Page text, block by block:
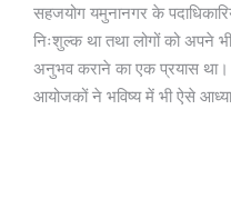
सहजयोग यमुनानगर के
निःशुल्क था तथा लोगों को अपने
अनुभव कराने का एक प्रयास था।
आयोजकों ने भविष्य में भी ऐसे